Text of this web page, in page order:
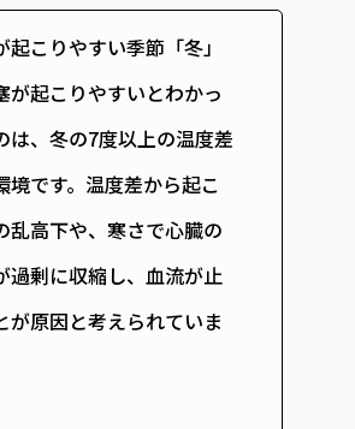
こりやすい季節「冬」
が起こりやすいとわかっ
は、冬の7度以上の温度差
境です。温度差から起こ
乱高下や、寒さで心臓の
過剰に収縮し、血流が止
が原因と考えられていま